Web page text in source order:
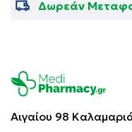
Δωρεάν
Αιγαίου 98